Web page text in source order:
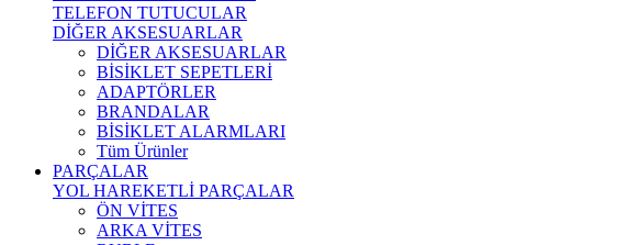
TELEFON TUTUCULAR
DİĞER AKSESUARLAR
DİĞER AKSESUARLAR
BİSİKLET SEPETLERİ
ADAPTÖRLER
BRANDALAR
BİSİKLET ALARMLARI
Tüm Ürünler
PARÇALAR
YOL HAREKETLİ PARÇALAR
ÖN VİTES
ARKA VİTES